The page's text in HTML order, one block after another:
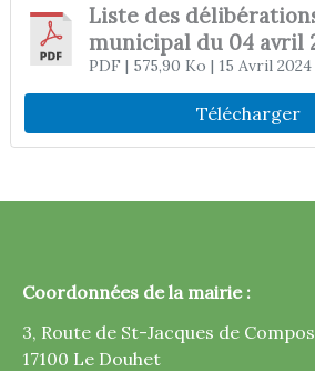
Liste des
municipal du 04 avril
PDF | 575,90 Ko | 15 Avril 2024
Télécharger
Coordonnées de la mairie :
3, Route de St-Jacques de
17100 Le Douhet